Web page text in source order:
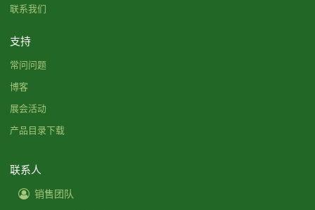
联系我们
支持
常问问题
博客
展会活动
产品目录下载
联系人
销售团队